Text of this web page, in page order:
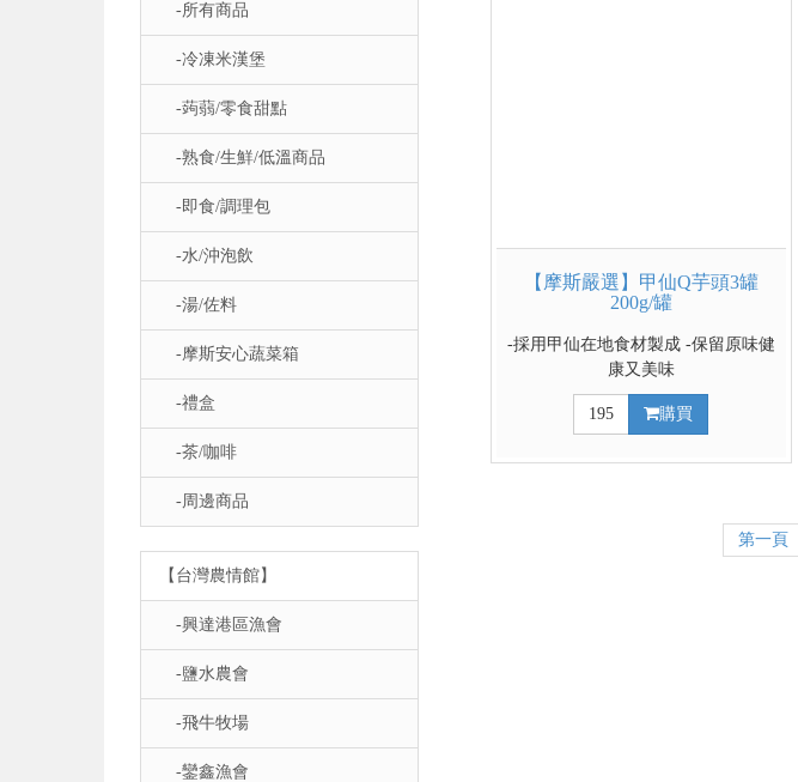
-所有商品
-冷凍米漢堡
-蒟蒻/零食甜點
-熟食/生鮮/低溫商品
-即食/調理包
-水/沖泡飲
-湯/佐料
-摩斯安心蔬菜箱
-禮盒
-茶/咖啡
-周邊商品
【台灣農情館】
-興達港區漁會
-鹽水農會
-飛牛牧場
-鑾鑫漁會
【摩斯嚴選】甲仙Q芋頭3罐
200g/罐
-採用甲仙在地食材製成 -保留原味健
康又美味
195 購買
第一頁